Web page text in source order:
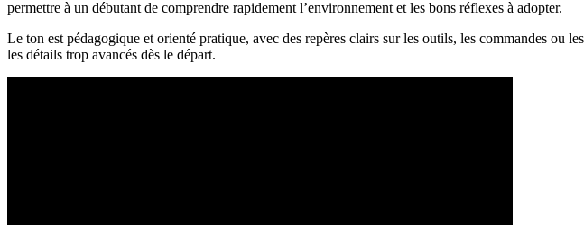
permettre à un débutant de comprendre rapidement l’environnement et les bons réflexes à adopter.
Le ton est pédagogique et orienté pratique, avec des repères clairs sur les outils, les commandes ou
les détails trop avancés dès le départ.